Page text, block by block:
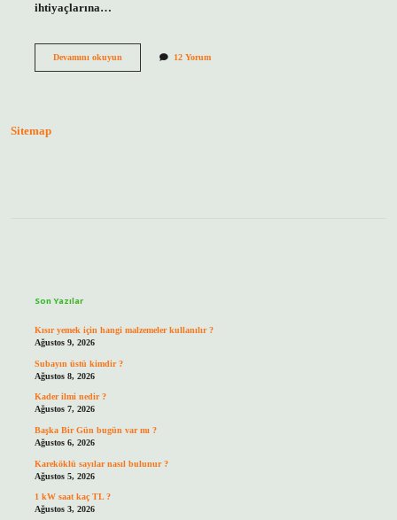
ihtiyaçlarına…
Devamını okuyunDuştan
12 Yorum
Sitemap
Son Yazılar
Kısır yemek için hangi malzemeler kullanılır ?
Ağustos 9, 2026
Subayın üstü kimdir ?
Ağustos 8, 2026
Kader ilmi nedir ?
Ağustos 7, 2026
Başka Bir Gün bugün var mı ?
Ağustos 6, 2026
Kareköklü sayılar nasıl bulunur ?
Ağustos 5, 2026
1 kW saat kaç TL ?
Ağustos 3, 2026